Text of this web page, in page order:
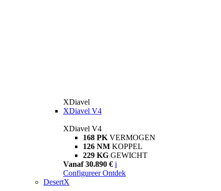
XDiavel
XDiavel V4
XDiavel V4
168 PK VERMOGEN
126 NM KOPPEL
229 KG GEWICHT
Vanaf 30.890 € i
Configureer Ontdek
DesertX